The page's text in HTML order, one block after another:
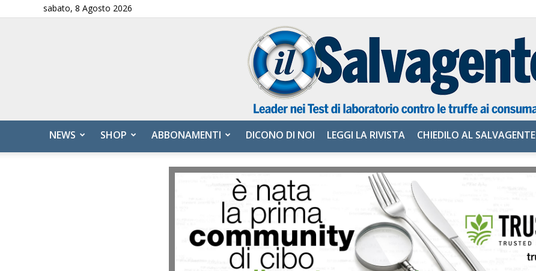
sabato, 8 Agosto 2026
Salvagente
NEWS SHOP ABBONAMENTI DICONO DI NOI LEGGI LA RIVISTA CHIEDILO AL SALVAGENTE